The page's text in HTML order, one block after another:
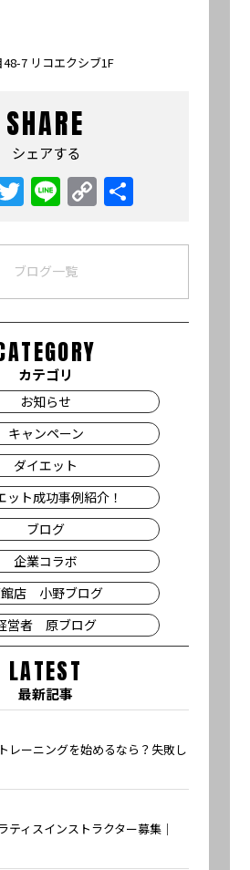
7 リコエクシブ1F
SHARE
シェアする
Twitter
LineCopy
Link
ブログ一覧
カテゴリ
お知らせ
キャンペーン
ダイエット
ット成功事例紹介！
ブログ
企業コラボ
店 小野ブログ
営者 原ブログ
LATEST
最新記事
レーニングを始めるなら？失敗し
ティスインストラクター募集｜